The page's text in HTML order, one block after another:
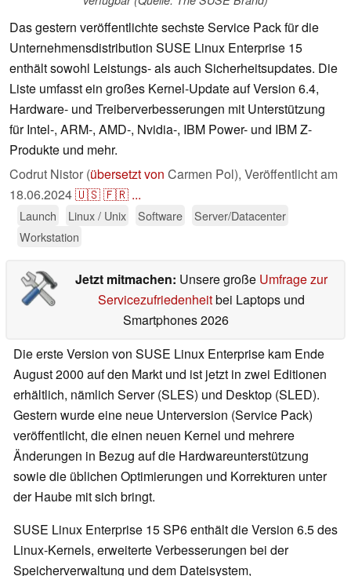
Das gestern veröffentlichte sechste Service Pack für die
Unternehmensdistribution SUSE Linux Enterprise 15
enthält sowohl Leistungs- als auch Sicherheitsupdates. Die
Liste umfasst ein großes Kernel-Update auf Version 6.4,
Hardware- und Treiberverbesserungen mit Unterstützung
für Intel-, ARM-, AMD-, Nvidia-, IBM Power- und IBM Z-
Produkte und mehr.
Codrut Nistor (übersetzt von Carmen Pol), Veröffentlicht am
18.06.2024🇺🇸🇫🇷 ...
Launch Linux / Unix Software
Server/Datacenter
Workstation
Jetzt mitmachen: Unsere große Umfrage zur
Servicezufriedenheitbei Laptops und
Smartphones 2026
Die erste Version von SUSE Linux Enterprise kam Ende
August 2000 auf den Markt und ist jetzt in zwei Editionen
erhältlich, nämlich Server (SLES) und Desktop (SLED).
Gestern wurde eine neue Unterversion (Service Pack)
veröffentlicht, die einen neuen Kernel und mehrere
Änderungen in Bezug auf die Hardwareunterstützung
sowie die üblichen Optimierungen und Korrekturen unter
der Haube mit sich bringt.
SUSE Linux Enterprise 15 SP6 enthält die Version 6.5 des
Linux-Kernels, erweiterte Verbesserungen bei der
Speicherverwaltung und dem Dateisystem,